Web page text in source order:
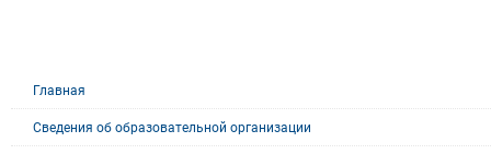
Главная
Сведения об образовательной организации